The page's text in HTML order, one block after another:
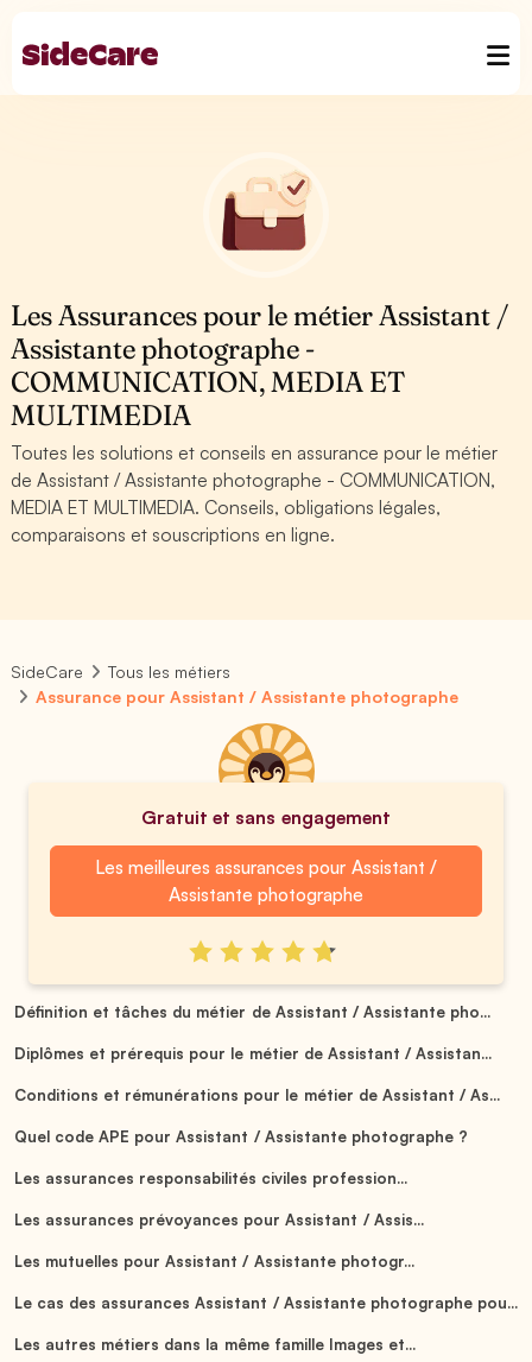
Les Assurances pour le métier Assistant /
Assistante photographe -
COMMUNICATION, MEDIA ET
MULTIMEDIA
Toutes les solutions et conseils en assurance pour le métier
de Assistant / Assistante photographe - COMMUNICATION,
MEDIA ET MULTIMEDIA. Conseils, obligations légales,
comparaisons et souscriptions en ligne.
SideCare
Tous les métiers
Assurance pour Assistant / Assistante photographe
Gratuit et sans engagement
Les meilleures assurances pour Assistant /
Assistante photographe
Définition et tâches du métier de Assistant / Assistante pho...
Diplômes et prérequis pour le métier de Assistant / Assistan...
Conditions et rémunérations pour le métier de Assistant / As...
Quel code APE pour Assistant / Assistante photographe ?
Les assurances responsabilités civiles profession...
Les assurances prévoyances pour Assistant / Assis...
Les mutuelles pour Assistant / Assistante photogr...
Le cas des assurances Assistant / Assistante photographe pou...
Les autres métiers dans la même famille Images et...